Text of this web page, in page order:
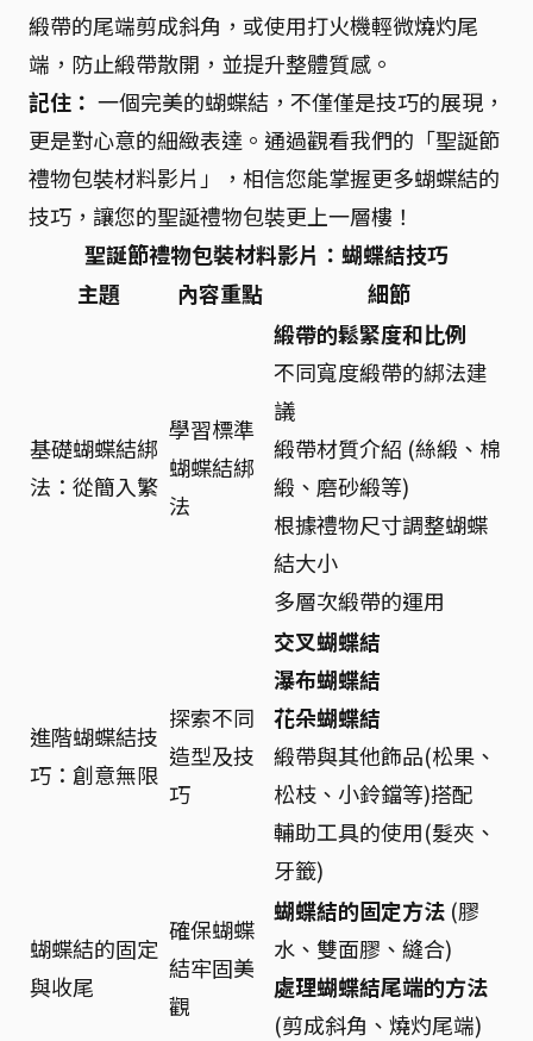
緞帶的尾端剪成斜角，或使用打火機輕微燒灼尾
端，防止緞帶散開，並提升整體質感。
記住： 一個完美的蝴蝶結，不僅僅是技巧的展現，
更是對心意的細緻表達。通過觀看我們的「聖誕節
禮物包裝材料影片」，相信您能掌握更多蝴蝶結的
技巧，讓您的聖誕禮物包裝更上一層樓！
聖誕節禮物包裝材料影片：蝴蝶結技巧
主題
內容重點 細節
基礎蝴蝶結綁
法：從簡入繁
學習標準
蝴蝶結綁
法
緞帶的鬆緊度和比例
不同寬度緞帶的綁法建
議
緞帶材質介紹 (絲緞、棉
緞、磨砂緞等)
根據禮物尺寸調整蝴蝶
結大小
多層次緞帶的運用
進階蝴蝶結技
巧：創意無限
探索不同
造型及技
巧
交叉蝴蝶結
瀑布蝴蝶結
花朵蝴蝶結
緞帶與其他飾品(松果、
松枝、小鈴鐺等)搭配
輔助工具的使用(髮夾、
牙籤)
蝴蝶結的固定
與收尾
確保蝴蝶
結牢固美
觀
蝴蝶結的固定方法 (膠
水、雙面膠、縫合)
處理蝴蝶結尾端的方法
(剪成斜角、燒灼尾端)